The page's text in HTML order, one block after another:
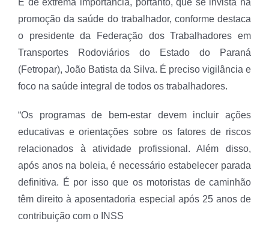
É de extrema importância, portanto, que se invista na
promoção da saúde do trabalhador, conforme destaca
o presidente da Federação dos Trabalhadores em
Transportes Rodoviários do Estado do Paraná
(Fetropar), João Batista da Silva. É preciso vigilância e
foco na saúde integral de todos os trabalhadores.
“Os programas de bem-estar devem incluir ações
educativas e orientações sobre os fatores de riscos
relacionados à atividade profissional. Além disso,
após anos na boleia, é necessário estabelecer parada
definitiva. É por isso que os motoristas de caminhão
têm direito à aposentadoria especial após 25 anos de
contribuição com o INSS